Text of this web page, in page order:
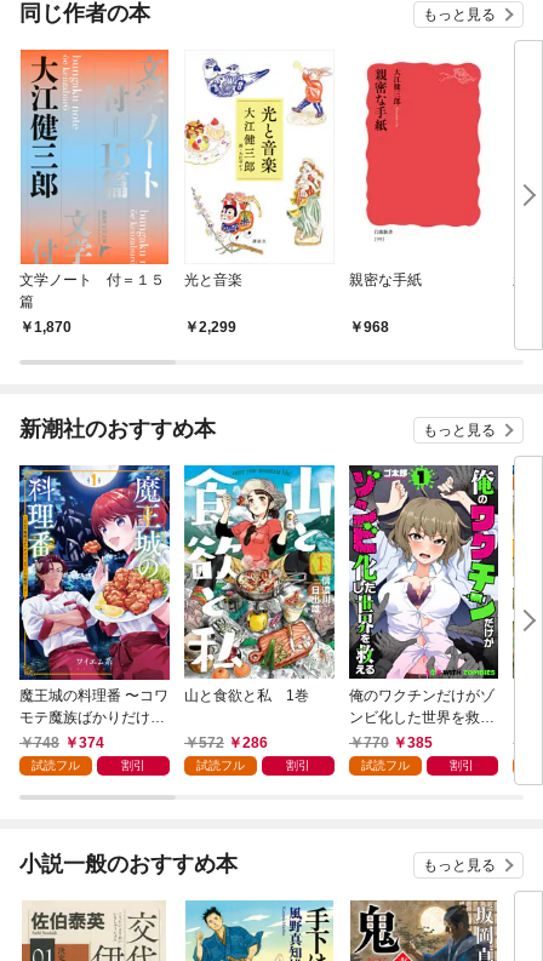
同じ作者の本 もっと見る
文学ノート 付＝１５
篇
1,870
光と音楽
2,299
親密な手紙
968
新
新潮社のおすすめ本 もっと見る
魔王城の料理番 〜コワ
モテ魔族ばかりだけ
ど、ホワイトな職場で
す〜 1巻
748 374
試読フル 割引
山と食欲と私 1巻
572 286
試読フル 割引
俺のワクチンだけがゾ
ンビ化した世界を救え
る 1巻
770 385
試読フル 割引
小説一般のおすすめ本 もっと見る